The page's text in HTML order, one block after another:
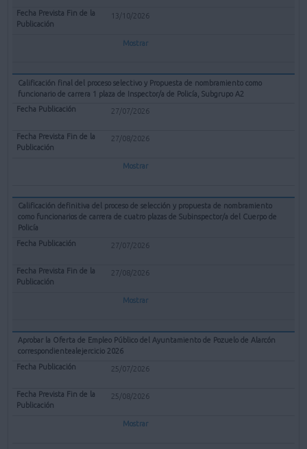
13/10/2026
Mostrar
Calificación final del proceso selectivo y Propuesta de nombramiento como
funcionario de carrera 1 plaza de Inspector/a de Policía, Subgrupo A2
27/07/2026
27/08/2026
Mostrar
Calificación definitiva del proceso de selección y propuesta de nombramiento
como funcionarios de carrera de cuatro plazas de Subinspector/a del Cuerpo de
Policía
27/07/2026
27/08/2026
Mostrar
Aprobar la Oferta de Empleo Público del Ayuntamiento de Pozuelo de Alarcón
correspondientealejercicio 2026
25/07/2026
25/08/2026
Mostrar